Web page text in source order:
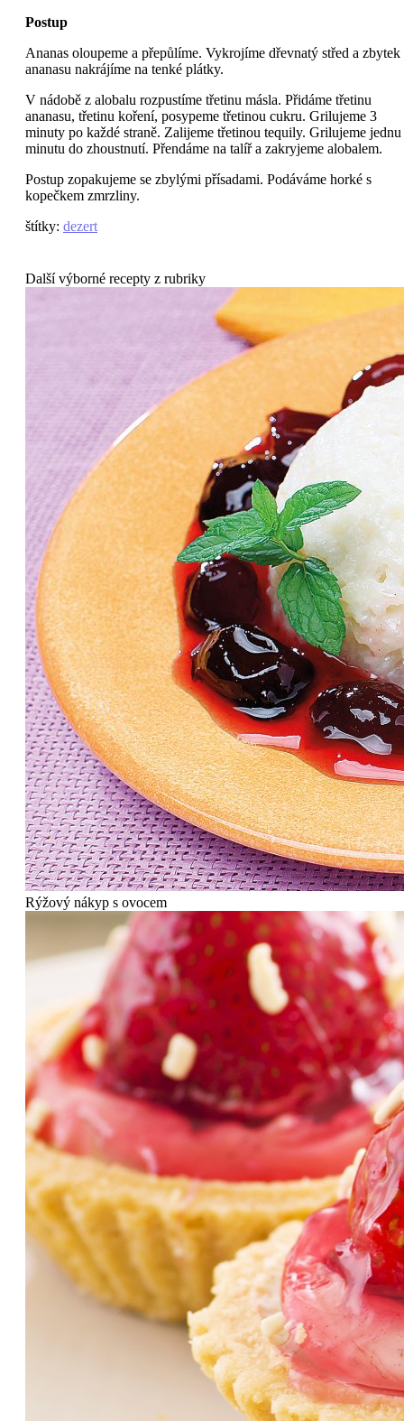
Postup
Ananas oloupeme a přepůlíme. Vykrojíme dřevnatý střed a zbytek
ananasu nakrájíme na tenké plátky.
V nádobě z alobalu rozpustíme třetinu másla. Přidáme třetinu
ananasu, třetinu koření, posypeme třetinou cukru. Grilujeme 3
minuty po každé straně. Zalijeme třetinou tequily. Grilujeme jednu
minutu do zhoustnutí. Přendáme na talíř a zakryjeme alobalem.
Postup zopakujeme se zbylými přísadami. Podáváme horké s
kopečkem zmrzliny.
štítky: dezert
Další výborné recepty z rubriky
Rýžový nákyp s ovocem